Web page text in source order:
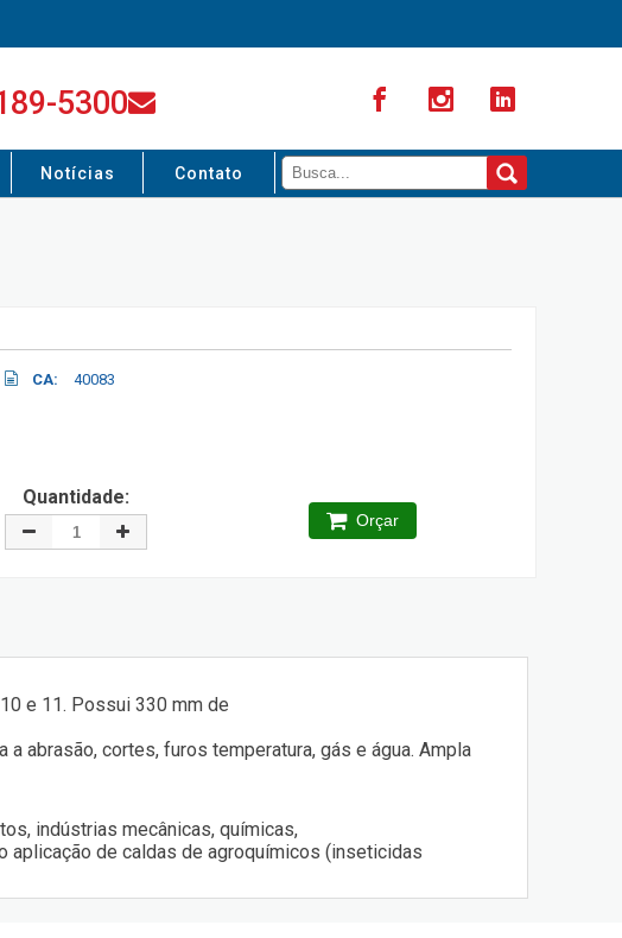
5300
Notícias Contato
CA: 40083
Quantidade:
Orçar
e 11. Possui 330 mm de
abrasão, cortes, furos temperatura, gás e água. Ampla
indústrias mecânicas, químicas,
aplicação de caldas de agroquímicos (inseticidas